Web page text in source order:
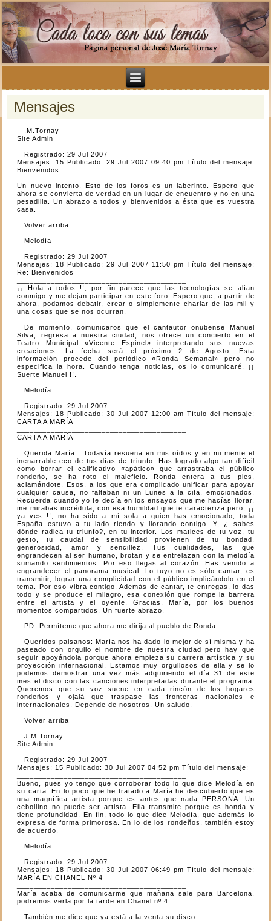
Mensajes
.M.Tornay
Site Admin
Registrado: 29 Jul 2007
Mensajes: 15 Publicado: 29 Jul 2007 09:40 pm Título del mensaje:
Bienvenidos
Un nuevo intento. Esto de los foros es un laberinto. Espero que
ahora se convierta de verdad en un lugar de encuentro y no en una
pesadilla. Un abrazo a todos y bienvenidos a ésta que es vuestra
casa.
Volver arriba
Melodía
Registrado: 29 Jul 2007
Mensajes: 18 Publicado: 29 Jul 2007 11:50 pm Título del mensaje:
Re: Bienvenidos
¡¡ Hola a todos !!, por fin parece que las tecnologías se alían
conmigo y me dejan participar en este foro. Espero que, a partir de
ahora, podamos debatir, crear o simplemente charlar de las mil y
una cosas que se nos ocurran.
De momento, comunicaros que el cantautor onubense Manuel
Silva, regresa a nuestra ciudad, nos ofrece un concierto en el
Teatro Municipal «Vicente Espinel» interpretando sus nuevas
creaciones. La fecha será el próximo 2 de Agosto. Esta
información procede del periódico «Ronda Semanal» pero no
especifica la hora. Cuando tenga noticias, os lo comunicaré. ¡¡
Suerte Manuel !!.
Melodía
Registrado: 29 Jul 2007
Mensajes: 18 Publicado: 30 Jul 2007 12:00 am Título del mensaje:
CARTA A MARÍA
CARTA A MARÍA
Querida María : Todavía resuena en mis oídos y en mi mente el
inenarrable eco de tus días de triunfo. Has logrado algo tan difícil
como borrar el calificativo «apático» que arrastraba el público
rondeño, se ha roto el maleficio. Ronda entera a tus pies,
aclamándote. Esos, a los que era complicado unificar para apoyar
cualquier causa, no faltaban ni un Lunes a la cita, emocionados.
Recuerda cuando yo te decía en los ensayos que me hacías llorar,
me mirabas incrédula, con esa humildad que te caracteriza pero, ¡¡
ya ves !!, no ha sido a mí sola a quien has emocionado, toda
España estuvo a tu lado riendo y llorando contigo. Y, ¿ sabes
dónde radica tu triunfo?, en tu interior. Los matices de tu voz, tu
gesto, tu caudal de sensibilidad provienen de tu bondad,
generosidad, amor y sencillez. Tus cualidades, las que
engrandecen al ser humano, brotan y se entrelazan con la melodía
sumando sentimientos. Por eso llegas al corazón. Has venido a
engrandecer el panorama musical. Lo tuyo no es sólo cantar, es
transmitir, lograr una complicidad con el público implicándolo en el
tema. Por eso vibra contigo. Además de cantar, te entregas, lo das
todo y se produce el milagro, esa conexión que rompe la barrera
entre el artista y el oyente. Gracias, María, por los buenos
momentos compartidos. Un fuerte abrazo.
PD. Permíteme que ahora me dirija al pueblo de Ronda.
Queridos paisanos: María nos ha dado lo mejor de sí misma y ha
paseado con orgullo el nombre de nuestra ciudad pero hay que
seguir apoyándola porque ahora empieza su carrera artística y su
proyección internacional. Estamos muy orgullosos de ella y se lo
podemos demostrar una vez más adquiriendo el día 31 de este
mes el disco con las canciones interpretadas durante el programa.
Queremos que su voz suene en cada rincón de los hogares
rondeños y ojalá que traspase las fronteras nacionales e
internacionales. Depende de nosotros. Un saludo.
Volver arriba
J.M.Tornay
Site Admin
Registrado: 29 Jul 2007
Mensajes: 15 Publicado: 30 Jul 2007 04:52 pm Título del mensaje:
Bueno, pues yo tengo que corroborar todo lo que dice Melodía en
su carta. En lo poco que he tratado a María he descubierto que es
una magnífica artista porque es antes que nada PERSONA. Un
cebollino no puede ser artista. Ella transmite porque es honda y
tiene profundidad. En fin, todo lo que dice Melodía, que además lo
expresa de forma primorosa. En lo de los rondeños, también estoy
de acuerdo.
Melodía
Registrado: 29 Jul 2007
Mensajes: 18 Publicado: 30 Jul 2007 06:49 pm Título del mensaje:
MARÍA EN CHANEL Nº 4
María acaba de comunicarme que mañana sale para Barcelona,
podremos verla por la tarde en Chanel nº 4.
También me dice que ya está a la venta su disco.